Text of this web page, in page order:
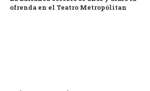
ofrenda en el Teatro Metropólitan